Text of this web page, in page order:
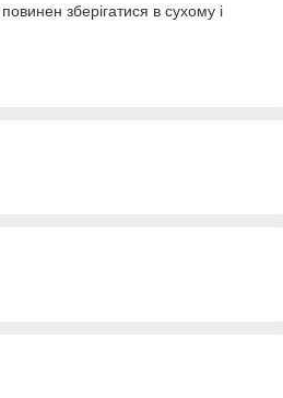
зберігатися в сухому і